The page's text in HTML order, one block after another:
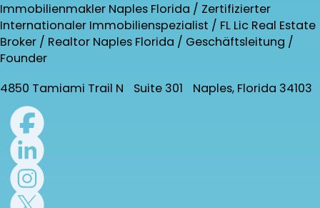
Immobilienmakler Naples Florida / Zertifizierter
Internationaler Immobilienspezialist / FL Lic Real Estate
Broker / Realtor Naples Florida / Geschäftsleitung /
Founder
4850 Tamiami Trail N Suite 301 Naples, Florida 34103